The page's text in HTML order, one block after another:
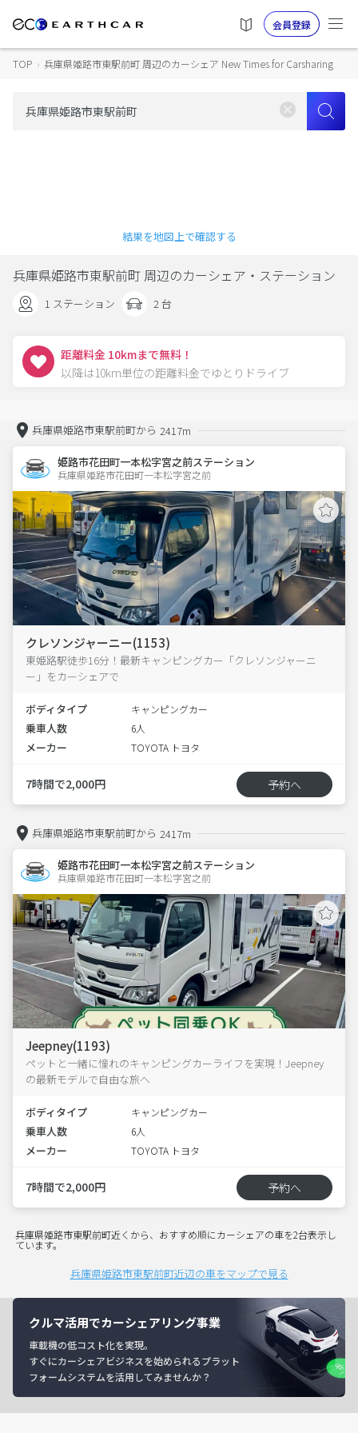
会員登録
TOP › 兵庫県姫路市東駅前町 周辺のカーシェア New Times for Carsharing
結果を地図上で確認する
兵庫県姫路市東駅前町 周辺のカーシェア・ステーション
1 ステーション 2 台
距離料金 10kmまで無料！
以降は10km単位の距離料金でゆとりドライブ
兵庫県姫路市東駅前町から 2417m
姫路市花田町一本松字宮之前ステーション
兵庫県姫路市花田町一本松字宮之前
クレソンジャーニー(1153)
東姫路駅徒歩16分！最新キャンピングカー「クレソンジャーニ
ー」をカーシェアで
ボディタイプ キャンピングカー
乗車人数 6人
メーカー TOYOTA トヨタ
7時間で2,000円 予約へ
兵庫県姫路市東駅前町から 2417m
姫路市花田町一本松字宮之前ステーション
兵庫県姫路市花田町一本松字宮之前
Jeepney(1193)
ペットと一緒に憧れのキャンピングカーライフを実現！Jeepney
の最新モデルで自由な旅へ
ボディタイプ キャンピングカー
乗車人数 6人
メーカー TOYOTA トヨタ
7時間で2,000円 予約へ
兵庫県姫路市東駅前町近くから、おすすめ順にカーシェアの車を2台表示し
ています。
兵庫県姫路市東駅前町近辺の車をマップで見る
クルマ活用でカーシェアリング事業
車載機の低コスト化を実現。
すぐにカーシェアビジネスを始められるプラット
フォームシステムを活用してみませんか？